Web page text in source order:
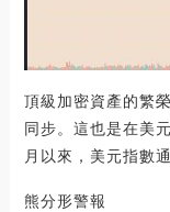
頂級加密資產的繁
同步。這也是在美
月以來，美元指數
熊分形警報